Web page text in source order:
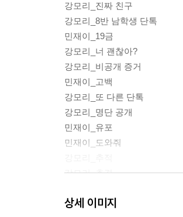
강모리_진짜 친구
강모리_8반 남학생 단톡
민재이_19금
강모리_너 괜찮아?
강모리_비공개 증거
민재이_고백
강모리_또 다른 단톡
강모리_명단 공개
민재이_유포
민재이_도와줘
강모리_추격
강모리_디지털 메모리
상세 이미지